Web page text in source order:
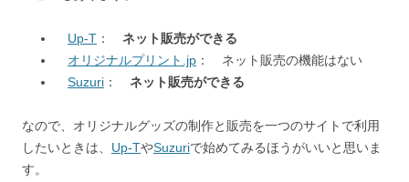
Up-T ： ネット販売ができる
オリジナルプリント.jp ： ネット販売の機能はない
Suzuri ： ネット販売ができる
なので、オリジナルグッズの制作と販売を一つのサイトで利用
したいときは、 Up-TやSuzuriで始めてみるほうがいいと思いま
す。